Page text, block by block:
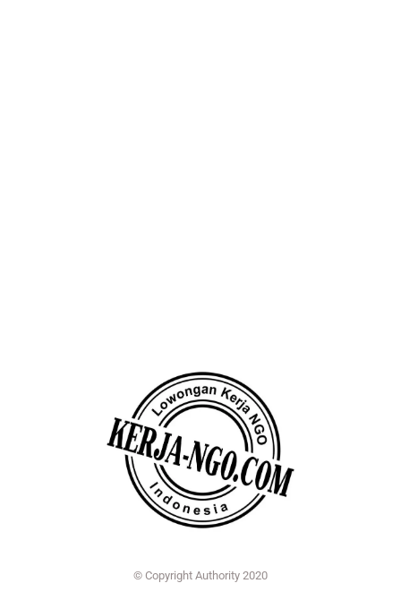
© Copyright Authority 2020